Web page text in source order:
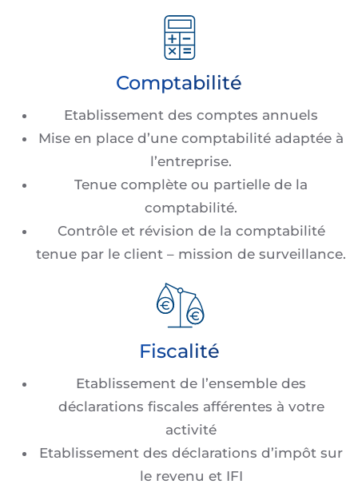
Comptabilité
Etablissement des comptes annuels
Mise en place d’une comptabilité adaptée à
l’entreprise.
Tenue complète ou partielle de la
comptabilité.
Contrôle et révision de la comptabilité
tenue par le client – mission de surveillance.
Fiscalité
Etablissement de l’ensemble des
déclarations fiscales afférentes à votre
activité
Etablissement des déclarations d’impôt sur
le revenu et IFI